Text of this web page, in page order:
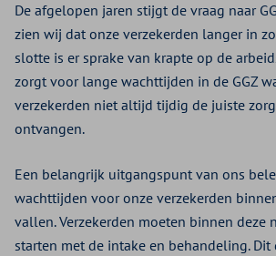
De afgelopen jaren stijgt de vraag naar
zien wij dat onze verzekerden langer in
slotte is er sprake van krapte op de
zorgt voor lange wachttijden in de GGZ
verzekerden niet altijd tijdig de juiste
ontvangen.
Een belangrijk uitgangspunt van ons
wachttijden voor onze verzekerden
vallen. Verzekerden moeten binnen deze
starten met de intake en behandeling.